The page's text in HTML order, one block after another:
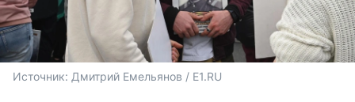
Источник: Дмитрий Емельянов / E1.RU